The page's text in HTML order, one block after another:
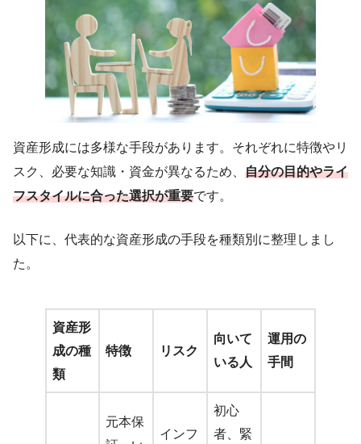
資産形成には多様な手段があります。それぞれに特徴やリ
スク、必要な知識・資金が異なるため、 自分の目的やライ
フスタイルに合った選択が重要です。
以下に、代表的な資産形成の手段を種類別に整理しまし
た。
資産形
成の種
類
特徴 リスク
向いて
いる人
運用の
手間
元本保
インフ
初心
者、緊